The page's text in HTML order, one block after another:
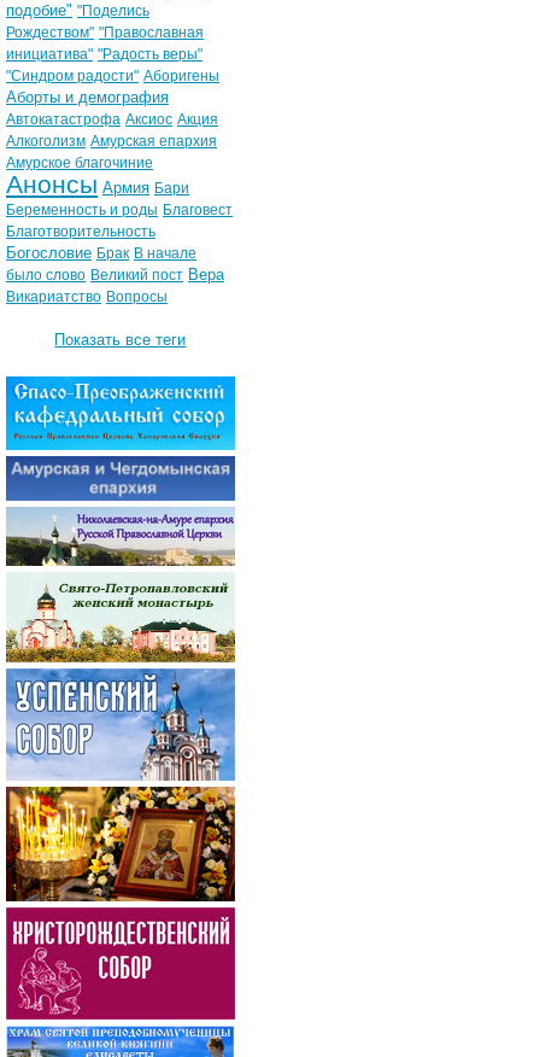
подобие" "Поделись
Рождеством" "Православная
инициатива" "Радость веры"
"Синдром радости" Аборигены
Аборты и демография
Автокатастрофа Аксиос Акция
Алкоголизм Амурская епархия
Амурское благочиние
Анонсы Армия Бари
Беременность и роды Благовест
Благотворительность
Богословие Брак В начале
было слово Великий пост Вера
Викариатство Вопросы
Показать все теги